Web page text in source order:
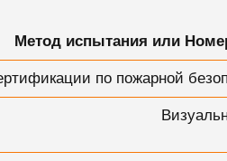
Метод испытания или
по пожарной